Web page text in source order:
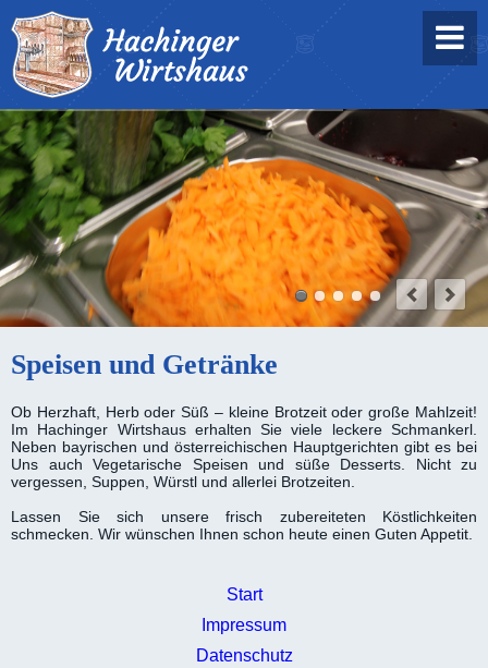
Speisen und Getränke
Ob Herzhaft, Herb oder Süß – kleine Brotzeit oder große Mahlzeit!
Im Hachinger Wirts­haus erhalten Sie viele leckere Schmankerl.
Neben bayrischen und öster­reichischen Haupt­gerichten gibt es bei
Uns auch Vegetarische Speisen und süße Desserts. Nicht zu
vergessen, Suppen, Würstl und allerlei Brot­zeiten.
Lassen Sie sich unsere frisch zube­reiteten Köstlich­keiten
schmecken. Wir wünschen Ihnen schon heute einen Guten Appetit.
Navigation
Start
Impressum
Datenschutz